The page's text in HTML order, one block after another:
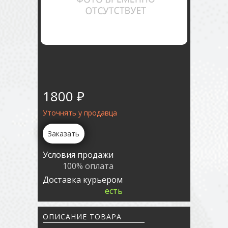
1800 ₽
Уточнять у продавца
Заказать
Условия продажи
100% оплата
Доставка курьером
есть
ОПИСАНИЕ ТОВАРА